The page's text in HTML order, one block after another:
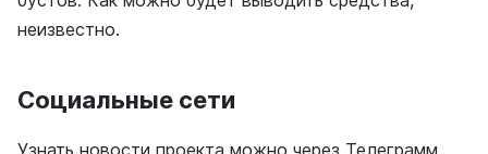
неизвестно.
Социальные сети